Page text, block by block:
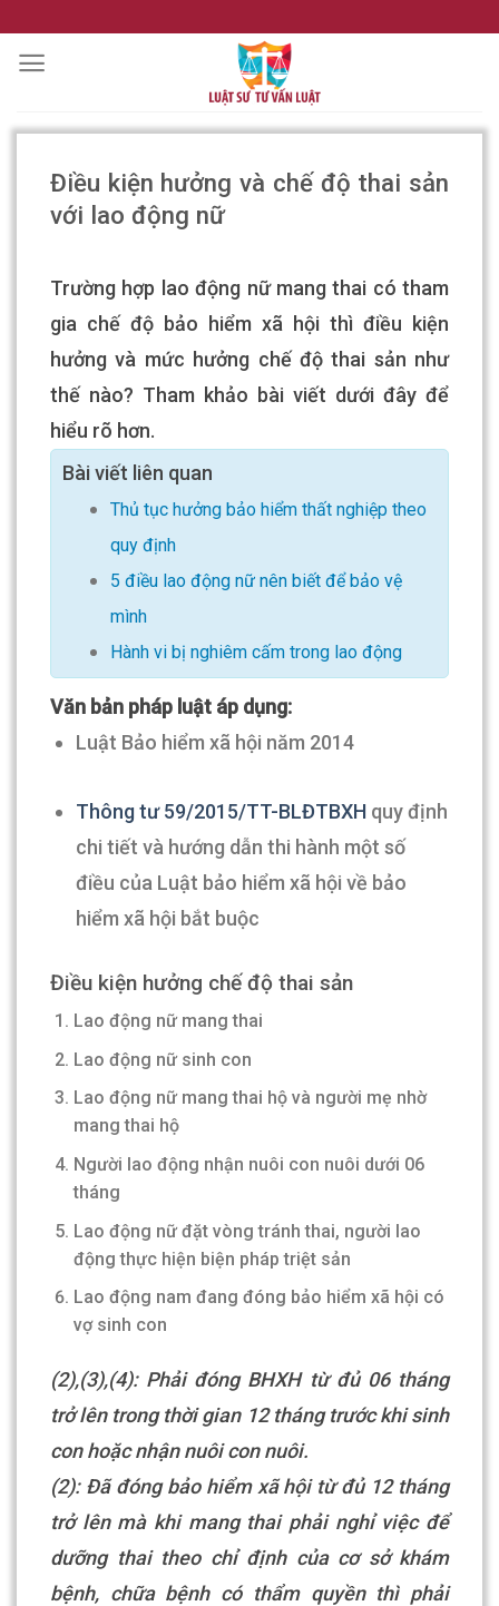
to
content
Điều kiện hưởng và chế độ thai sản
với lao động nữ
Trường hợp lao động nữ mang thai có tham
gia chế độ bảo hiểm xã hội thì điều kiện
hưởng và mức hưởng chế độ thai sản như
thế nào? Tham khảo bài viết dưới đây để
hiểu rõ hơn.
Bài viết liên quan
Thủ tục hưởng bảo hiểm thất nghiệp theo
quy định
5 điều lao động nữ nên biết để bảo vệ
mình
Hành vi bị nghiêm cấm trong lao động
Văn bản pháp luật áp dụng:
Luật Bảo hiểm xã hội năm 2014
Thông tư 59/2015/TT-BLĐTBXH quy định
chi tiết và hướng dẫn thi hành một số
điều của Luật bảo hiểm xã hội về bảo
hiểm xã hội bắt buộc
Điều kiện hưởng chế độ thai sản
Lao động nữ mang thai
Lao động nữ sinh con
Lao động nữ mang thai hộ và người mẹ nhờ
mang thai hộ
Người lao động nhận nuôi con nuôi dưới 06
tháng
Lao động nữ đặt vòng tránh thai, người lao
động thực hiện biện pháp triệt sản
Lao động nam đang đóng bảo hiểm xã hội có
vợ sinh con
(2),(3),(4): Phải đóng BHXH từ đủ 06 tháng
trở lên trong thời gian 12 tháng trước khi sinh
con hoặc nhận nuôi con nuôi.
(2): Đã đóng bảo hiểm xã hội từ đủ 12 tháng
trở lên mà khi mang thai phải nghỉ việc để
dưỡng thai theo chỉ định của cơ sở khám
bệnh, chữa bệnh có thẩm quyền thì phải